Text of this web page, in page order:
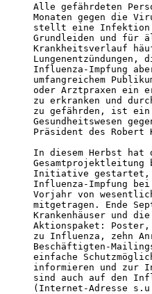
Alle gefährdeten
Monaten gegen die
stellt eine Infektion
Grundleiden und für
Krankheitsverlauf
Influenza-Impfung
umfangreichem
oder Arztpraxen ein
zu erkranken und
zu gefährden, ist
Gesundheitswesen
Präsident des
In diesem Herbst hat
Initiative gestartet,
Influenza-Impfung
Vorjahr von
mitgetragen. Ende
Krankenhäuser und
Aktionspaket:
zu Influenza, zehn
Beschäftigten-
einfache
informieren und zur
sind auch auf den
(Internet-Adresse